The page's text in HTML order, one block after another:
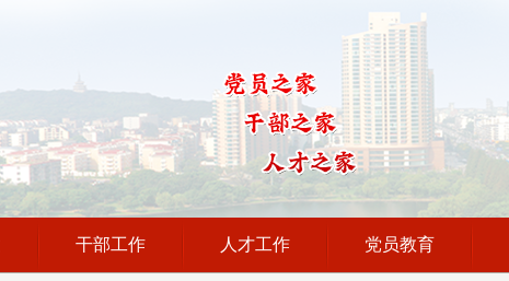
干部工作 人才工作 党员教育